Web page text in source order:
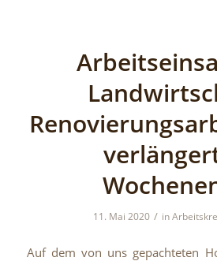
11. Mai 2020 / in
Auf dem von uns gepachteten